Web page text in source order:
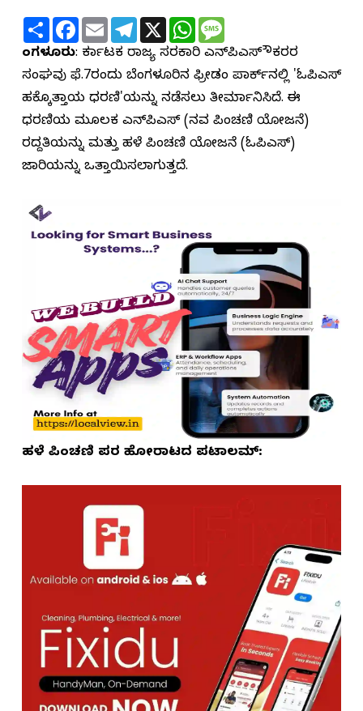
ShareFacebook
Email Telegram
X WhatsApp
ಬೆಂಗಳೂರು: ಕರ್ನಾಟಕ ರಾಜ್ಯ ಸರಕಾರಿ ಎನ್‌ಪಿಎಸ್ ನೌಕರರ
ಸಂಘವು ಫೆ.7ರಂದು ಬೆಂಗಳೂರಿನ ಫ್ರೀಡಂ ಪಾರ್ಕ್‌ನಲ್ಲಿ 'ಓಪಿಎಸ್
ಹಕ್ಕೊತ್ತಾಯ ಧರಣಿ'ಯನ್ನು ನಡೆಸಲು ತೀರ್ಮಾನಿಸಿದೆ. ಈ
ಧರಣಿಯ ಮೂಲಕ ಎನ್‌ಪಿಎಸ್ (ನವ ಪಿಂಚಣಿ ಯೋಜನೆ)
ರದ್ದತಿಯನ್ನು ಮತ್ತು ಹಳೆ ಪಿಂಚಣಿ ಯೋಜನೆ (ಓಪಿಎಸ್)
ಜಾರಿಯನ್ನು ಒತ್ತಾಯಿಸಲಾಗುತ್ತದೆ.
ಹಳೆ ಪಿಂಚಣಿ ಪರ ಹೋರಾಟದ ಪಟಾಲಮ್: